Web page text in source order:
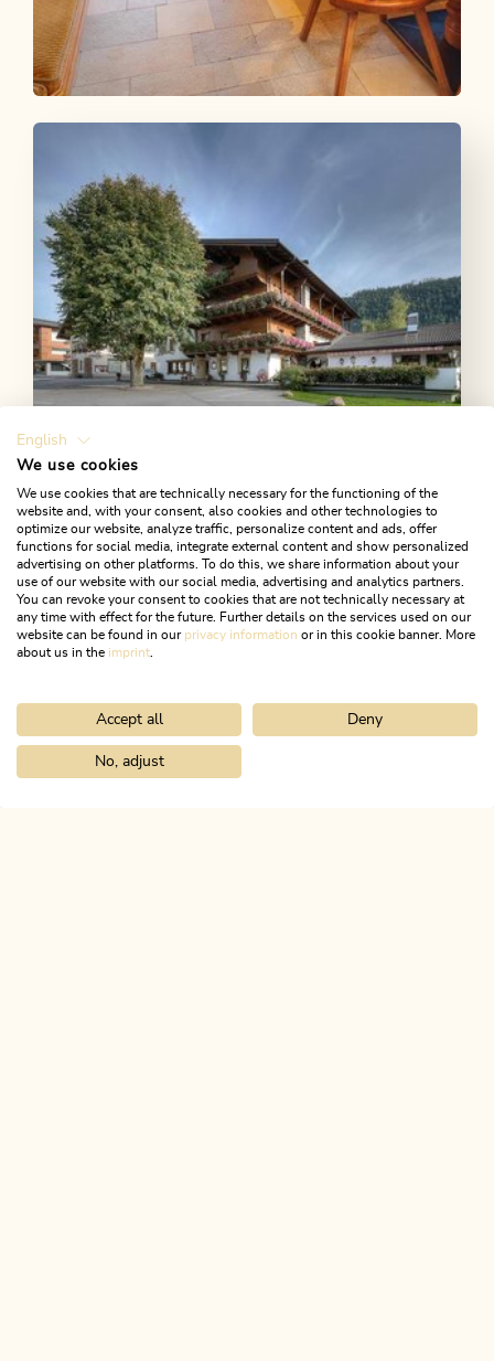
Brandenberg
Gasthof Ascherwirt
Wohlfühlen und entspannen in den Tiroler Alpen.
Gemütlich beisammensitzen in der alten Stube und
sich kulinarisch verwöhnen lassen.
Infos & Service
English
We use cookies
We use cookies that are technically necessary for the functioning of the
website and, with your consent, also cookies and other technologies to
optimize our website, analyze traffic, personalize content and ads, offer
functions for social media, integrate external content and show personalized
advertising on other platforms. To do this, we share information about your
use of our website with our social media, advertising and analytics partners.
You can revoke your consent to cookies that are not technically necessary at
any time with effect for the future. Further details on the services used on our
website can be found in our privacy information or in this cookie banner. More
about us in the imprint
Accept all Deny
No, adjust